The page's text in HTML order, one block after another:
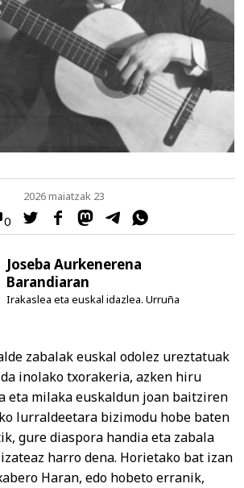
0
2026 maiatzak 23
Joseba Aurkenerena
Barandiaran
Irakaslea eta euskal idazlea. Urruña
zabalak euskal odolez ureztatuak
inolako txorakeria, azken hiru
eta milaka euskaldun joan baitziren
lurraldeetara bizimodu hobe baten
gure diaspora handia eta zabala
harro dena. Horietako bat izan
Haran, edo hobeto erranik,